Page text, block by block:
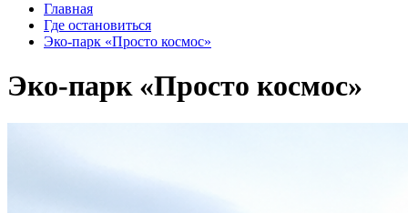
Главная
Где остановиться
Эко-парк «Просто космос»
Эко-парк «Просто космос»